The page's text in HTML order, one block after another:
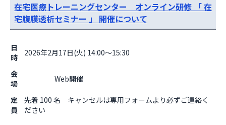
在宅医療トレーニングセンター オンライン研修 「 在
宅腹膜透析セミナー 」 開催について
日
時
2026年2月17日(火) 14:00～15:30
会
場
定
員
先着 100 名 キャンセルは専用フォームより必ずご連絡く
ださい